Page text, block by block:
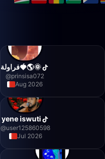
فراولة🍓🌎🌞
@prinsisa072
Aug 2026
yene iswuti
@user125860598
Jul 2026